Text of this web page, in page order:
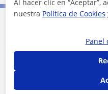
Contacta con
1ª clase gratis
Al hacer clic en “Aceptar”,
nuestra Política de Cookies
Panel